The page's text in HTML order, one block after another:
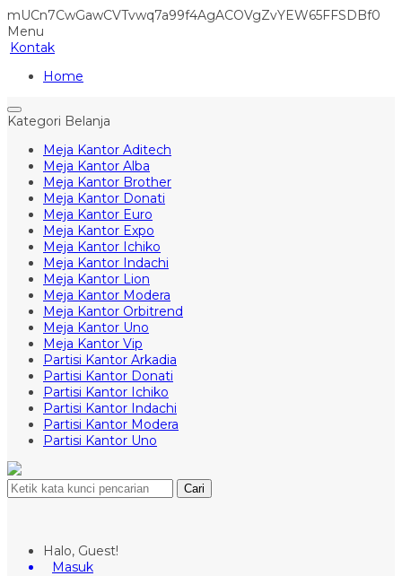
mUCn7CwGawCVTvwq7a99f4AgACOVgZvYEW65FFSDBf0
Menu
Kontak
Home
Kategori Belanja
Meja Kantor Aditech
Meja Kantor Alba
Meja Kantor Brother
Meja Kantor Donati
Meja Kantor Euro
Meja Kantor Expo
Meja Kantor Ichiko
Meja Kantor Indachi
Meja Kantor Lion
Meja Kantor Modera
Meja Kantor Orbitrend
Meja Kantor Uno
Meja Kantor Vip
Partisi Kantor Arkadia
Partisi Kantor Donati
Partisi Kantor Ichiko
Partisi Kantor Indachi
Partisi Kantor Modera
Partisi Kantor Uno
Cari
Halo, Guest!
Masuk